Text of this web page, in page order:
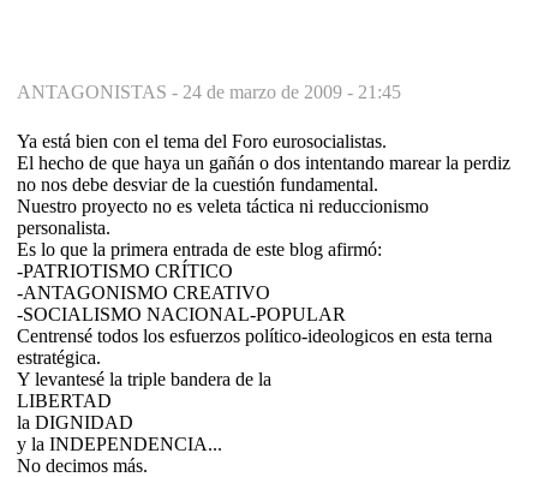
ANTAGONISTAS - 24 de marzo de 2009 - 21:45
Ya está bien con el tema del Foro eurosocialistas.
El hecho de que haya un gañán o dos intentando marear la perdiz
no nos debe desviar de la cuestión fundamental.
Nuestro proyecto no es veleta táctica ni reduccionismo
personalista.
Es lo que la primera entrada de este blog afirmó:
-PATRIOTISMO CRÍTICO
-ANTAGONISMO CREATIVO
-SOCIALISMO NACIONAL-POPULAR
Centrensé todos los esfuerzos político-ideologicos en esta terna
estratégica.
Y levantesé la triple bandera de la
LIBERTAD
la DIGNIDAD
y la INDEPENDENCIA...
No decimos más.